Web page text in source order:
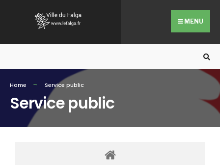
MENU
Home Service public
Service public